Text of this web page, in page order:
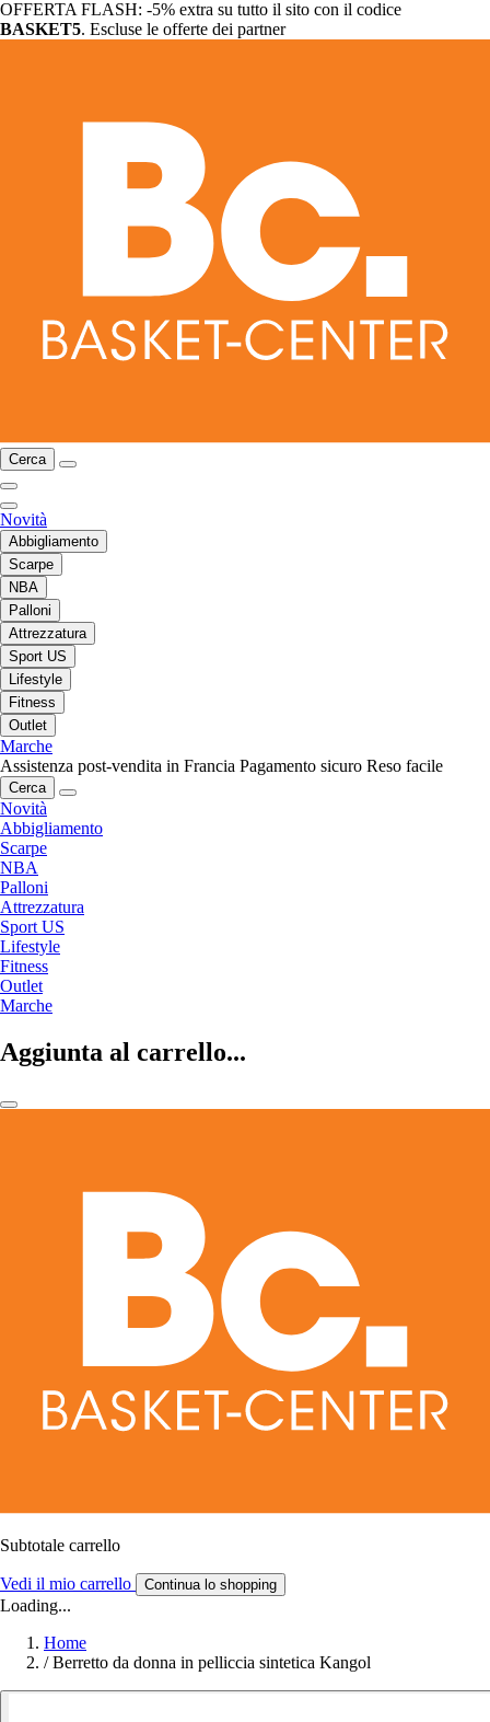
OFFERTA FLASH: -5% extra su tutto il sito con il codice
BASKET5. Escluse le offerte dei partner
Cerca
Novità
Abbigliamento
Scarpe
NBA
Palloni
Attrezzatura
Sport US
Lifestyle
Fitness
Outlet
Marche
Assistenza post-vendita in Francia Pagamento sicuro Reso facile
Cerca
Novità
Abbigliamento
Scarpe
NBA
Palloni
Attrezzatura
Sport US
Lifestyle
Fitness
Outlet
Marche
Aggiunta al carrello...
Subtotale carrello
Vedi il mio carrello Continua lo shopping
Loading...
Home
/ Berretto da donna in pelliccia sintetica Kangol